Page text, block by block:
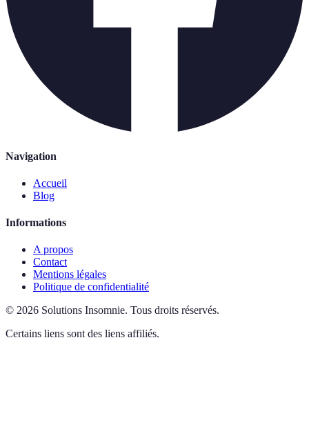
Navigation
Accueil
Blog
Informations
A propos
Contact
Mentions légales
Politique de confidentialité
© 2026 Solutions Insomnie. Tous droits réservés.
Certains liens sont des liens affiliés.